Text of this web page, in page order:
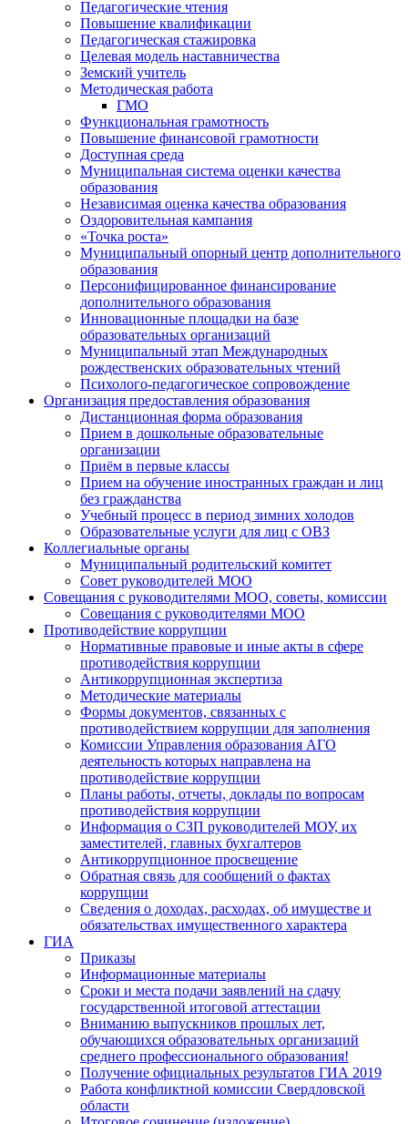
Педагогические чтения
Повышение квалификации
Педагогическая стажировка
Целевая модель наставничества
Земский учитель
Методическая работа
ГМО
Функциональная грамотность
Повышение финансовой грамотности
Доступная среда
Муниципальная система оценки качества
образования
Независимая оценка качества образования
Оздоровительная кампания
«Точка роста»
Муниципальный опорный центр дополнительного
образования
Персонифицированное финансирование
дополнительного образования
Инновационные площадки на базе
образовательных организаций
Муниципальный этап Международных
рождественских образовательных чтений
Психолого-педагогическое сопровождение
Организация предоставления образования
Дистанционная форма образования
Прием в дошкольные образовательные
организации
Приём в первые классы
Прием на обучение иностранных граждан и лиц
без гражданства
Учебный процесс в период зимних холодов
Образовательные услуги для лиц с ОВЗ
Коллегиальные органы
Муниципальный родительский комитет
Совет руководителей МОО
Совещания с руководителями МОО, советы, комиссии
Совещания с руководителями МОО
Противодействие коррупции
Нормативные правовые и иные акты в сфере
противодействия коррупции
Антикоррупционная экспертиза
Методические материалы
Формы документов, связанных с
противодействием коррупции для заполнения
Комиссии Управления образования АГО
деятельность которых направлена на
противодействие коррупции
Планы работы, отчеты, доклады по вопросам
противодействия коррупции
Информация о СЗП руководителей МОУ, их
заместителей, главных бухгалтеров
Антикоррупционное просвещение
Обратная связь для сообщений о фактах
коррупции
Сведения о доходах, расходах, об имуществе и
обязательствах имущественного характера
ГИА
Приказы
Информационные материалы
Сроки и места подачи заявлений на сдачу
государственной итоговой аттестации
Вниманию выпускников прошлых лет,
обучающихся образовательных организаций
среднего профессионального образования!
Получение официальных результатов ГИА 2019
Работа конфликтной комиссии Свердловской
области